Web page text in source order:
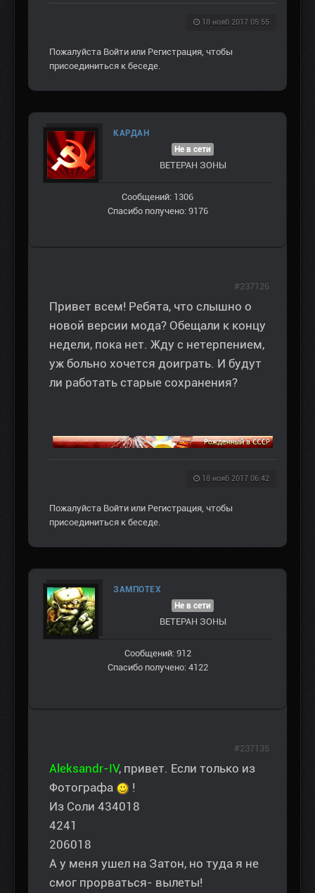
18 нояб 2017 05:55
Пожалуйста Войти или Регистрация , чтобы
присоединиться к беседе.
КАРДАН
Не в сети
ВЕТЕРАН ЗOНЫ
Сообщений: 1306
Спасибо получено: 9176
Привет всем! Ребята, что слышно о
новой версии мода? Обещали к концу
недели, пока нет. Жду с нетерпением,
уж больно хочется доиграть. И будут
ли работать старые сохранения?
18 нояб 2017 06:42
#237126
Пожалуйста Войти или Регистрация , чтобы
присоединиться к беседе.
ЗАМПОТЕХ
Не в сети
ВЕТЕРАН ЗOНЫ
Сообщений: 912
Спасибо получено: 4122
Aleksandr-IV, привет. Если только из
Фотографа
!
Из Соли 434018
4241
206018
А у меня ушел на Затон, но туда я не
смог прорваться- вылеты!
#237135